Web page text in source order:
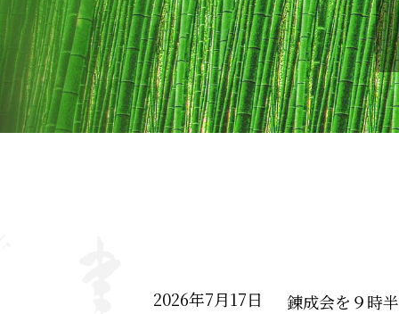
2026年7月17日
錬成会を９時